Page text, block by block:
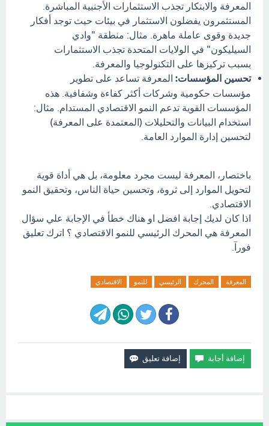
المعرفة والابتكار تجذب الاستثمارات الأجنبية المباشرة.
المستثمرون يفضلون الاستثمار في بيئات حيث توجد أفكار
جديدة وقوى عاملة ماهرة. مثال: منطقة "وادي
السيليكون" في الولايات المتحدة تجذب الاستثمارات
بسبب تركيزها على التكنولوجيا والمعرفة.
تحسين المؤسسات: المعرفة تساعد على تطوير
مؤسسات حكومية وشركات أكثر كفاءة وشفافية. هذه
المؤسسات القوية تدعم النمو الاقتصادي المستدام. مثال:
استخدام البيانات والتحليلات (المعتمدة على المعرفة)
لتحسين إدارة الموارد العامة.
باختصار، المعرفة ليست مجرد معلومة، بل هي أداة قوية
لتحويل الموارد إلى ثروة، وتحسين حياة الناس، وتحقيق النمو
الاقتصادي.
اذا كان لديك إجابة افضل او هناك خطأ في الإجابة علي سؤال
المعرفة هي المحرك الرئيسي للنمو الاقتصادي ؟ اترك تعليق
فورآ.
المعرفة المحرك الرئيسي للنمو الاقتصادي